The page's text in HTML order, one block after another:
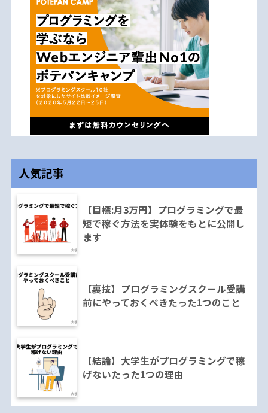
人気記事
【目標:月3万円】プログラミングで最
短で稼ぐ方法を実体験をもとに公開し
ます
【裏技】プログラミングスクール受講
前にやっておくべきたった1つのこと
【結論】大学生がプログラミングで稼
げないたった1つの理由